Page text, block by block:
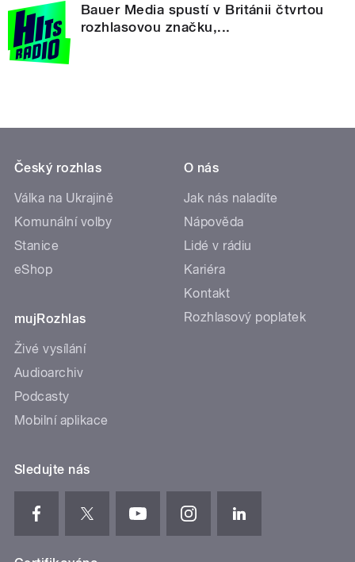
Bauer Media spustí v Británii čtvrtou
rozhlasovou značku,...
Český rozhlas
Válka na Ukrajině
Komunální volby
Stanice
eShop
mujRozhlas
Živé vysílání
Audioarchiv
Podcasty
Mobilní aplikace
O nás
Jak nás naladíte
Nápověda
Lidé v rádiu
Kariéra
Kontakt
Rozhlasový poplatek
Sledujte nás